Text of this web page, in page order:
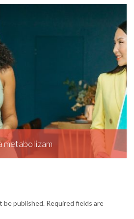
metabolizam
be published. Required fields are